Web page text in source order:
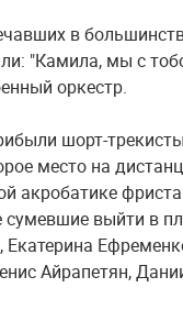
в
"Камила, мы с
оркестр.
шорт-
место на
акробатике
сумевшие выйти в
Екатерина
Айрапетян,